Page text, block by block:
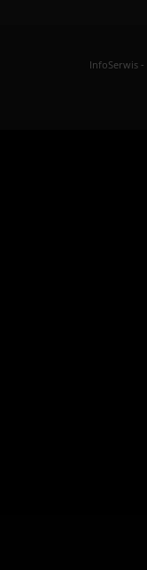
InfoSerwis-